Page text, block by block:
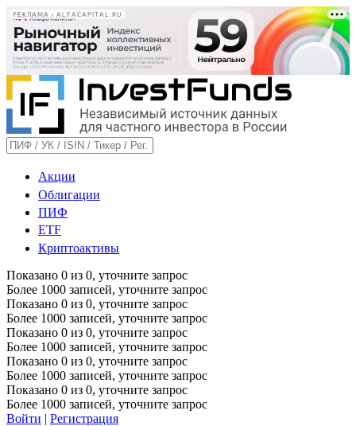
РЕКЛАМА • ALFACAPITAL.RU
Акции
Облигации
ПИФ
ETF
Криптоактивы
Показано 0 из 0, уточните запрос
Более 1000 записей, уточните запрос
Показано 0 из 0, уточните запрос
Более 1000 записей, уточните запрос
Показано 0 из 0, уточните запрос
Более 1000 записей, уточните запрос
Показано 0 из 0, уточните запрос
Более 1000 записей, уточните запрос
Показано 0 из 0, уточните запрос
Более 1000 записей, уточните запрос
Войти | Регистрация